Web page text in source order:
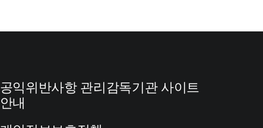
공익위반사항 관리감독기관 사이트
안내